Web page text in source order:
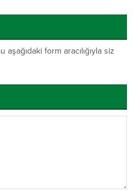
form aracılığıyla siz